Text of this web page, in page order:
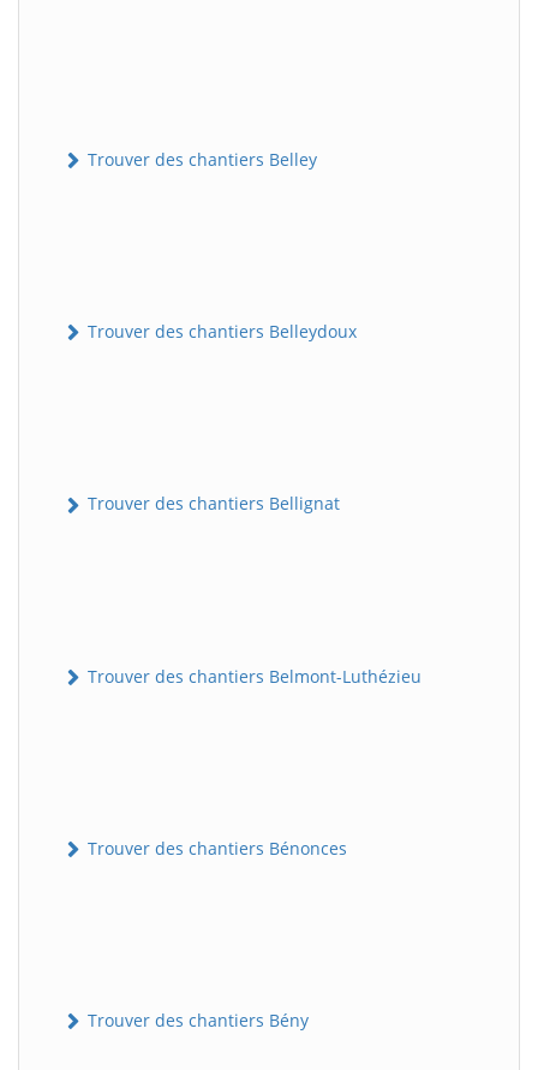
Trouver des chantiers Belley
Trouver des chantiers Belleydoux
Trouver des chantiers Bellignat
Trouver des chantiers Belmont-Luthézieu
Trouver des chantiers Bénonces
Trouver des chantiers Bény